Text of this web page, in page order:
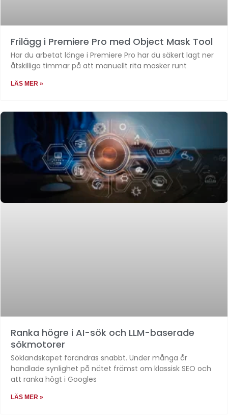
Frilägg i Premiere Pro med Object Mask Tool
Har du arbetat länge i Premiere Pro har du säkert lagt ner
åtskilliga timmar på att manuellt rita masker runt
LÄS MER »
Ranka högre i AI-sök och LLM-baserade
sökmotorer
Söklandskapet förändras snabbt. Under många år
handlade synlighet på nätet främst om klassisk SEO och
att ranka högt i Googles
LÄS MER »